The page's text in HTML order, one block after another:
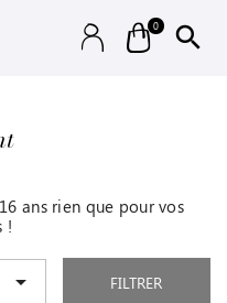
0 
ans rien que pour vos
!
 FILTRER